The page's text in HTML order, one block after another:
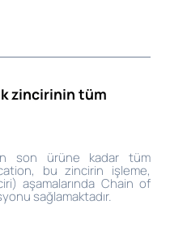
zincirinin tüm
son ürüne kadar tüm
bu zincirin işleme,
aşamalarında Chain of
sağlamaktadır.